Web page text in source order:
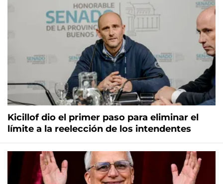
Kicillof dio el primer paso para eliminar el
límite a la reelección de los intendentes